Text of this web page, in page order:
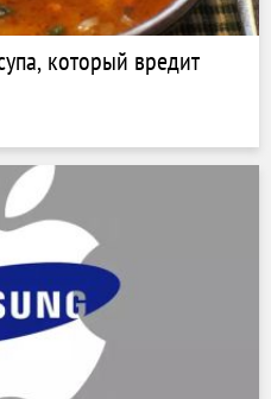
который вредит